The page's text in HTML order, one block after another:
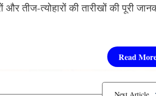
और तीज-त्योहारों की तारीखों की पूरी